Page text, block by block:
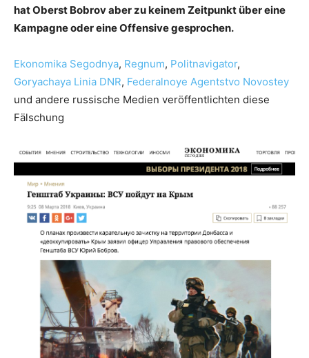
hat Oberst Bobrov aber zu keinem Zeitpunkt über eine
Kampagne oder eine Offensive gesprochen.
Ekonomika Segodnya, Regnum, Politnavigator,
Goryachaya Linia DNR, Federalnoye Agentstvo Novostey
und andere russische Medien veröffentlichten diese
Fälschung